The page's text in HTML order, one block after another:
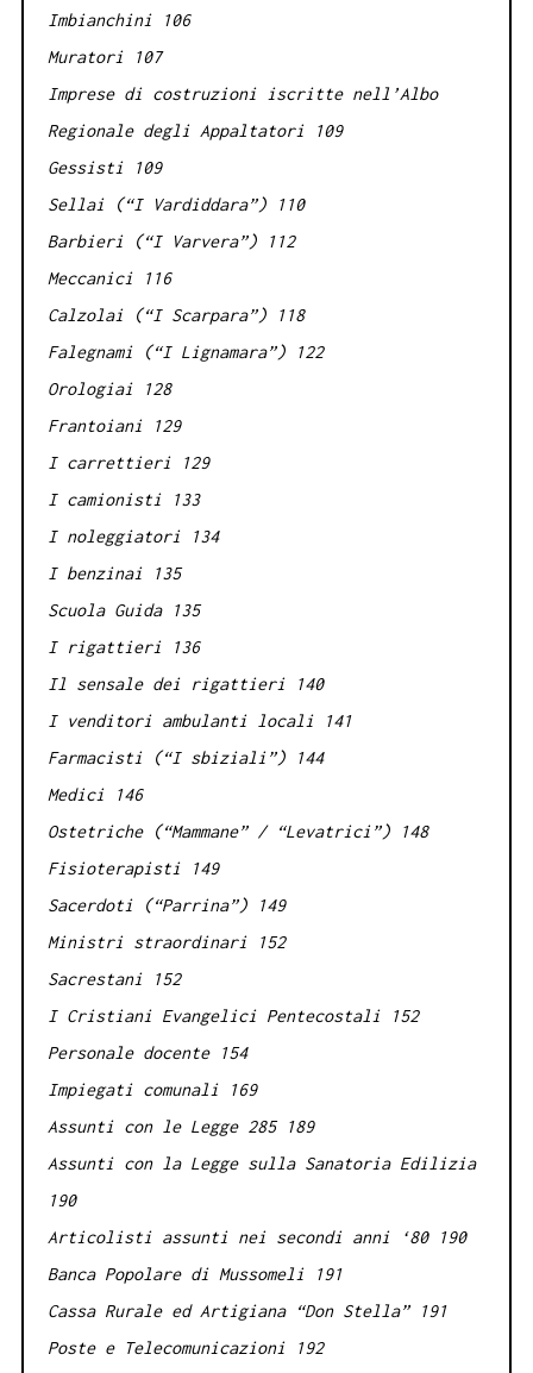
Imbianchini 106
Muratori 107
Imprese di costruzioni iscritte nell’Albo
Regionale degli Appaltatori 109
Gessisti 109
Sellai (“I Vardiddara”) 110
Barbieri (“I Varvera”) 112
Meccanici 116
Calzolai (“I Scarpara”) 118
Falegnami (“I Lignamara”) 122
Orologiai 128
Frantoiani 129
I carrettieri 129
I camionisti 133
I noleggiatori 134
I benzinai 135
Scuola Guida 135
I rigattieri 136
Il sensale dei rigattieri 140
I venditori ambulanti locali 141
Farmacisti (“I sbiziali”) 144
Medici 146
Ostetriche (“Mammane” / “Levatrici”) 148
Fisioterapisti 149
Sacerdoti (“Parrina”) 149
Ministri straordinari 152
Sacrestani 152
I Cristiani Evangelici Pentecostali 152
Personale docente 154
Impiegati comunali 169
Assunti con le Legge 285 189
Assunti con la Legge sulla Sanatoria Edilizia
190
Articolisti assunti nei secondi anni ‘80 190
Banca Popolare di Mussomeli 191
Cassa Rurale ed Artigiana “Don Stella” 191
Poste e Telecomunicazioni 192